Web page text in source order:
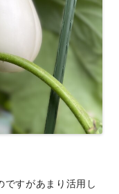
ですがあまり活用し